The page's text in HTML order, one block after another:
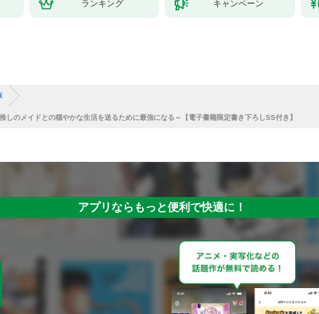
ランキング キャンペーン
のメイドとの穏やかな生活を送るために最強になる～【電子書籍限定書き下ろしSS付き】
アプリならもっと便利で快適に！